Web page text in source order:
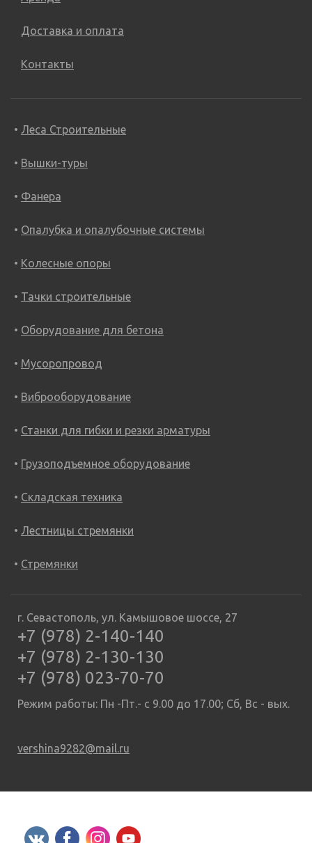
Доставка и оплата
Контакты
Леса Строительные
Вышки-туры
Фанера
Опалубка и опалубочные системы
Колесные опоры
Тачки строительные
Оборудование для бетона
Мусоропровод
Виброоборудование
Станки для гибки и резки арматуры
Грузоподъемное оборудование
Складская техника
Лестницы стремянки
Стремянки
г. Севастополь, ул. Камышовое шоссе, 27
+7 (978) 2-140-140
+7 (978) 2-130-130
+7 (978) 023-70-70
Режим работы: Пн -Пт.- с 9.00 до 17.00; Сб, Вс - вых.
vershina9282@mail.ru